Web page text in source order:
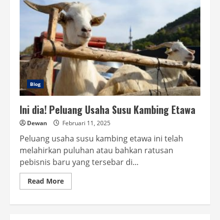
Blog
Ini dia! Peluang Usaha Susu Kambing Etawa
Dewan Februari 11, 2025
Peluang usaha susu kambing etawa ini telah
melahirkan puluhan atau bahkan ratusan
pebisnis baru yang tersebar di...
Read MoreRead
more